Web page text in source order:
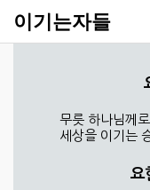
이기는자들
무릇 하나님께
세상을 이기는
요